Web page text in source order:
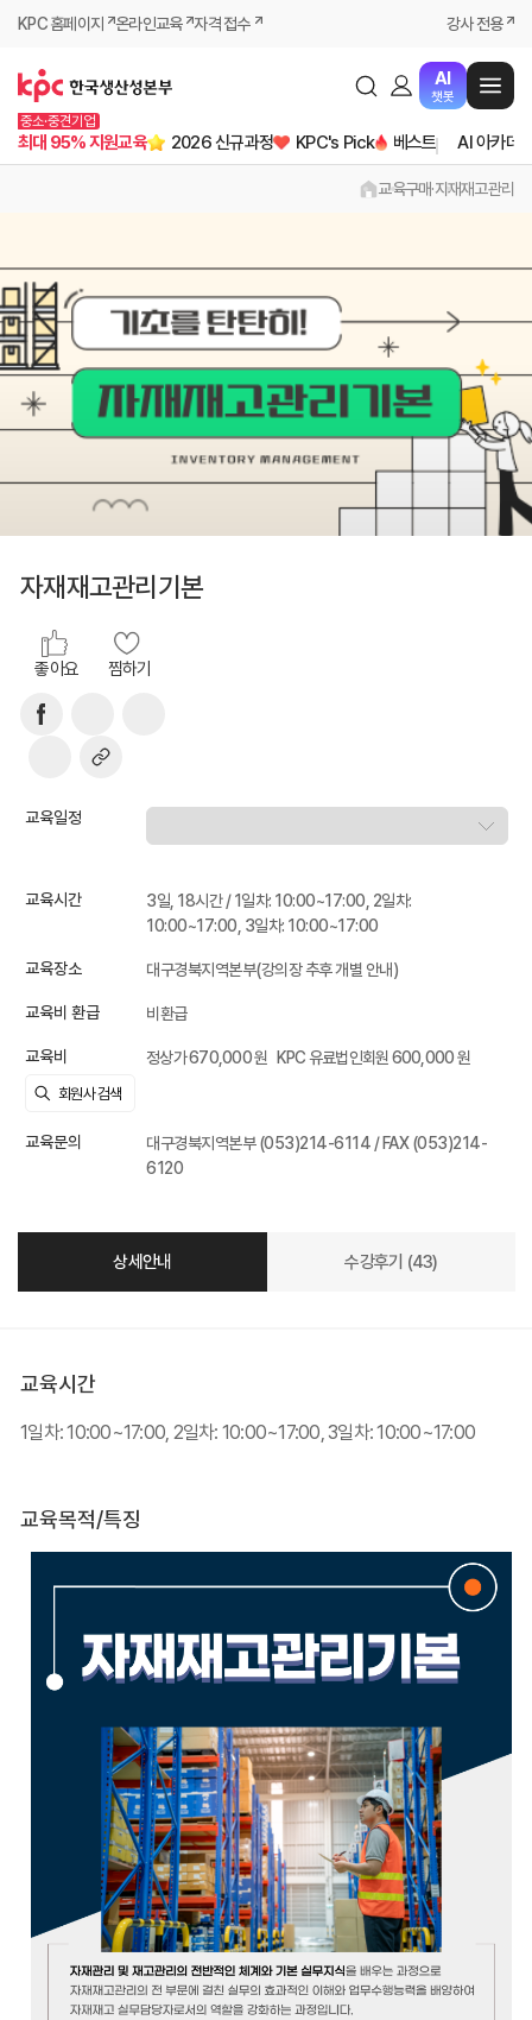
KPC 홈페이지 온라인교육 자격 접수 강사 전용
AI
챗봇
중소·중견기업
최대 95% 지원교육 2026 신규과정 KPC's Pick 베스트 AI 아카데
교육구매·자재재고관리
자재재고관리기본
좋아요 찜하기
교육일정
교육시간
3일, 18시간 / 1일차: 10:00~17:00, 2일차:
10:00~17:00, 3일차: 10:00~17:00
교육장소 대구경북지역본부(강의장 추후 개별 안내)
교육비 환급 비환급
교육비 정상가 670,000 원 KPC 유료법인회원 600,000 원
교육문의
대구경북지역본부 (053)214-6114 / FAX (053)214-
6120
상세안내 수강후기 (43)
교육시간
1일차: 10:00~17:00, 2일차: 10:00~17:00, 3일차: 10:00~17:00
교육목적/특징